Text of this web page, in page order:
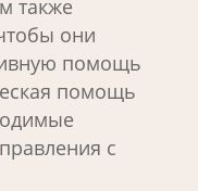
также
они
помощь
помощь
с